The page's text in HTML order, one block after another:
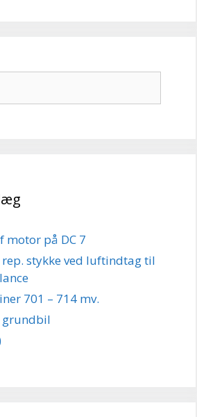
motor på DC 7
stykke ved luftindtag til
701 – 714 mv.
grundbil